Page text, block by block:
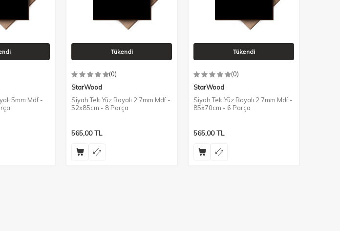
5mm Mdf -
Tükendi
(0)
StarWood
Siyah Tek Yüz Boyalı 2.7mm Mdf -
52x85cm - 8 Parça
565,00TL
Tükendi
(0)
StarWood
Siyah Tek Yüz Boyalı 2.7mm Mdf -
85x70cm - 6 Parça
565,00TL